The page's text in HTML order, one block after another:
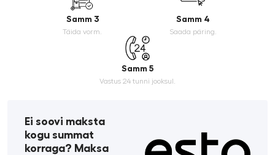
Samm 3
Täida vorm.
Samm 4
Saada päring.
Samm 5
Vastus 24 tunni jooksul.
Ei soovi maksta
kogu summat
korraga? Maksa